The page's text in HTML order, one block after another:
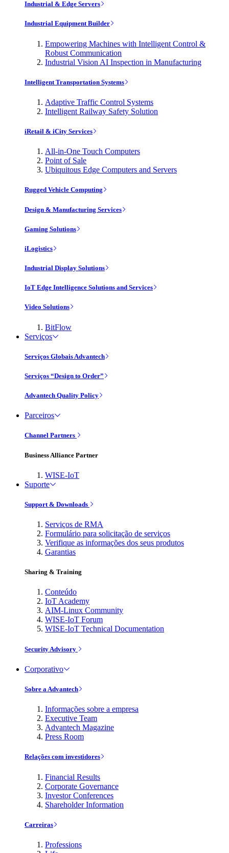
Industrial & Edge Servers
Industrial Equipment Builder
Empowering Machines with Intelligent Control &
Robust Communication
Industrial Vision AI Inspection in Manufacturing
Intelligent Transportation Systems
Adaptive Traffic Control Systems
Intelligent Railway Safety Solution
iRetail & iCity Services
All-in-One Touch Computers
Point of Sale
Ubiquitous Edge Computers and Servers
Rugged Vehicle Computing
Design & Manufacturing Services
Gaming Solutions
iLogistics
Industrial Display Solutions
IoT Edge Intelligence Solutions and Services
Video Solutions
BitFlow
Serviços
Serviços Globais Advantech
Serviços “Design to Order”
Advantech Quality Policy
Parceiros
Channel Partners
Business Alliance Partner
WISE-IoT
Suporte
Support & Downloads
Serviços de RMA
Formulário para solicitação de serviços
Verifique as informações dos seus produtos
Garantias
Sharing & Training
Conteúdo
IoT Academy
AIM-Linux Community
WISE-IoT Forum
WISE-IoT Technical Documentation
Security Advisory
Corporativo
Sobre a Advantech
Informações sobre a empresa
Executive Team
Advantech Magazine
Press Room
Relações com investidores
Financial Results
Corporate Governance
Investor Conferences
Shareholder Information
Carreiras
Professions